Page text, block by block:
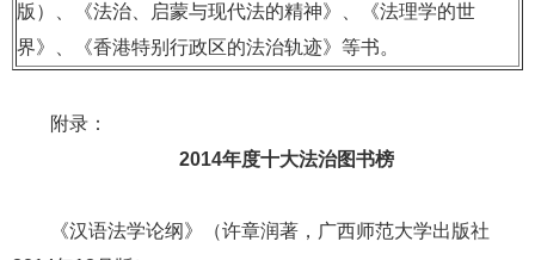
版）、《法治、启蒙与现代法的精神》、《法理学的世
界》、《香港特别行政区的法治轨迹》等书。
附录：
2014年度十大法治图书榜
《汉语法学论纲》（许章润著，广西师范大学出版社